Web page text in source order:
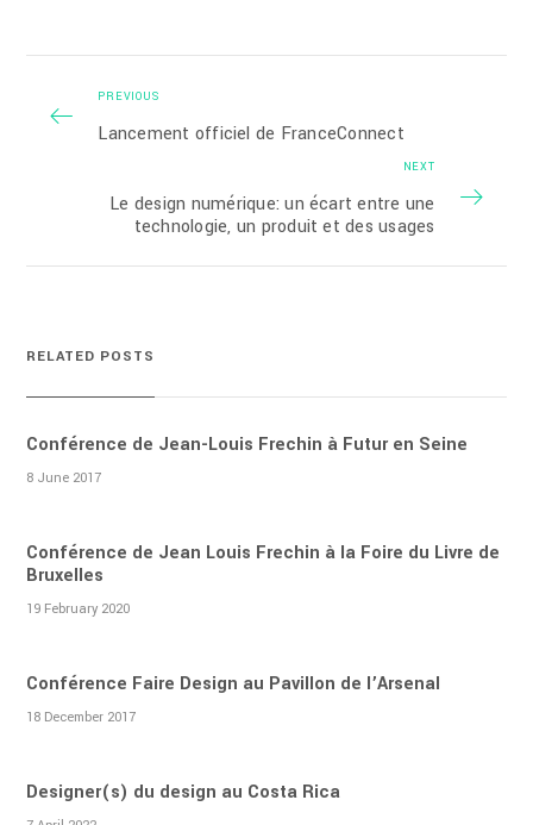
PREVIOUS
Lancement officiel de FranceConnect
NEXT
Le design numérique: un écart entre une
technologie, un produit et des usages
RELATED POSTS
Conférence de Jean-Louis Frechin à Futur en Seine
8 June 2017
Conférence de Jean Louis Frechin à la Foire du Livre de
Bruxelles
19 February 2020
Conférence Faire Design au Pavillon de l’Arsenal
18 December 2017
Designer(s) du design au Costa Rica